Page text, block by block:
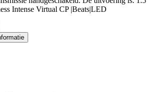
Intense Virtual CP |Beats|LED